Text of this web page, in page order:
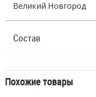
Великий Новгород
Состав
Похожие товары